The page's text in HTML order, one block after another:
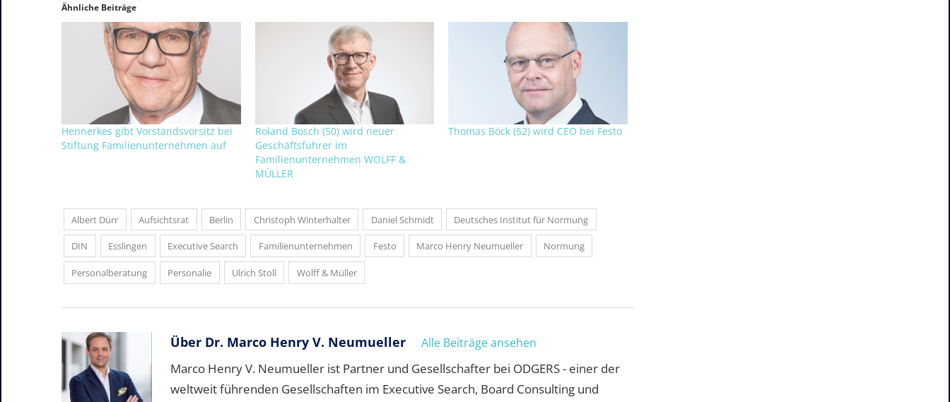
Ähnliche Beiträge
Hennerkes gibt Vorstandsvorsitz bei
Stiftung Familienunternehmen auf
Roland Bosch (50) wird neuer
Geschäftsführer im
Familienunternehmen WOLFF &
MÜLLER
Thomas Böck (52) wird CEO bei Festo
Albert Dürr Aufsichtsrat Berlin Christoph Winterhalter Daniel Schmidt Deutsches Institut für Normung
DIN Esslingen Executive Search Familienunternehmen Festo Marco Henry Neumueller Normung
Personalberatung Personalie Ulrich Stoll Wolff & Müller
Über Dr. Marco Henry V. Neumueller Alle Beiträge ansehen
Marco Henry V. Neumueller ist Partner und Gesellschafter bei ODGERS - einer der
weltweit führenden Gesellschaften im Executive Search, Board Consulting und